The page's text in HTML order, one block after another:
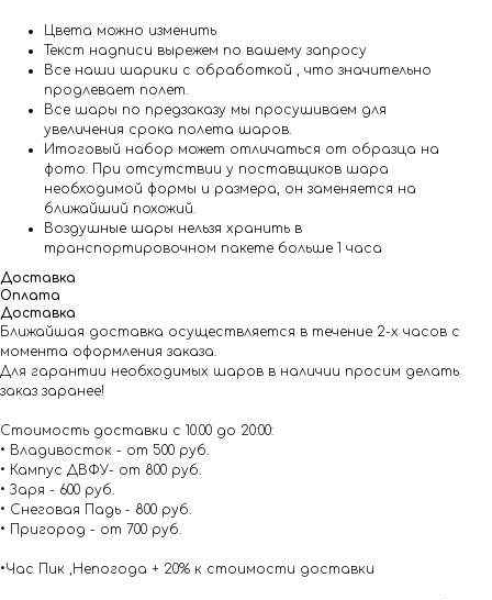
Цвета можно изменить
Текст надписи вырежем по вашему запросу
Все наши шарики с обработкой , что значительно
продлевает полет.
Все шары по предзаказу мы просушиваем для
увеличения срока полета шаров.
Итоговый набор может отличаться от образца на
фото. При отсутствии у поставщиков шара
необходимой формы и размера, он заменяется на
ближайший похожий.
Воздушные шары нельзя хранить в
транспортировочном пакете больше 1 часа
Доставка
Оплата
Доставка
Ближайшая доставка осуществляется в течение 2-х часов с
момента оформления заказа.
Для гарантии необходимых шаров в наличии просим делать
заказ заранее!
Стоимость доставки с 10.00 до 20:00:
• Владивосток - от 500 руб.
• Кампус ДВФУ- от 800 руб.
• Заря - 600 руб.
• Снеговая Падь - 800 руб.
• Пригород - от 700 руб.
•Час Пик ,Непогода + 20% к стоимости доставки